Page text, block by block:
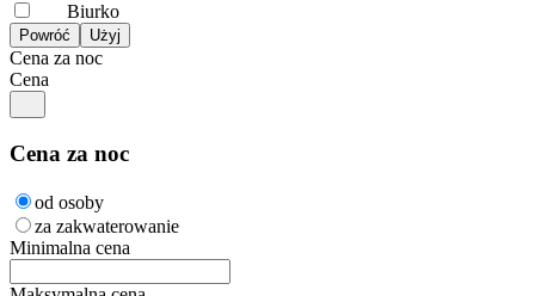
Biurko
Cena za noc
Cena
Cena za noc
od osoby
za zakwaterowanie
Minimalna cena